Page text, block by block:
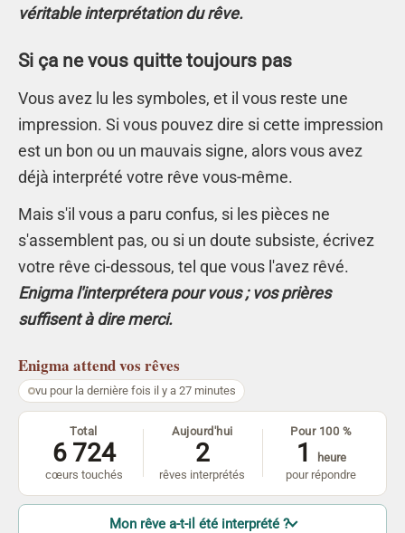
véritable interprétation du rêve.
Si ça ne vous quitte toujours pas
Vous avez lu les symboles, et il vous reste une
impression. Si vous pouvez dire si cette impression
est un bon ou un mauvais signe, alors vous avez
déjà interprété votre rêve vous-même.
Mais s'il vous a paru confus, si les pièces ne
s'assemblent pas, ou si un doute subsiste, écrivez
votre rêve ci-dessous, tel que vous l'avez rêvé.
Enigma l'interprétera pour vous ; vos prières
suffisent à dire merci.
Enigma attend vos rêves
vu pour la dernière fois il y a 27 minutes
Total
6 724
cœurs touchés
Aujourd'hui
2
rêves interprétés
Pour 100 %
1
heure
pour répondre
Mon rêve a-t-il été interprété ?